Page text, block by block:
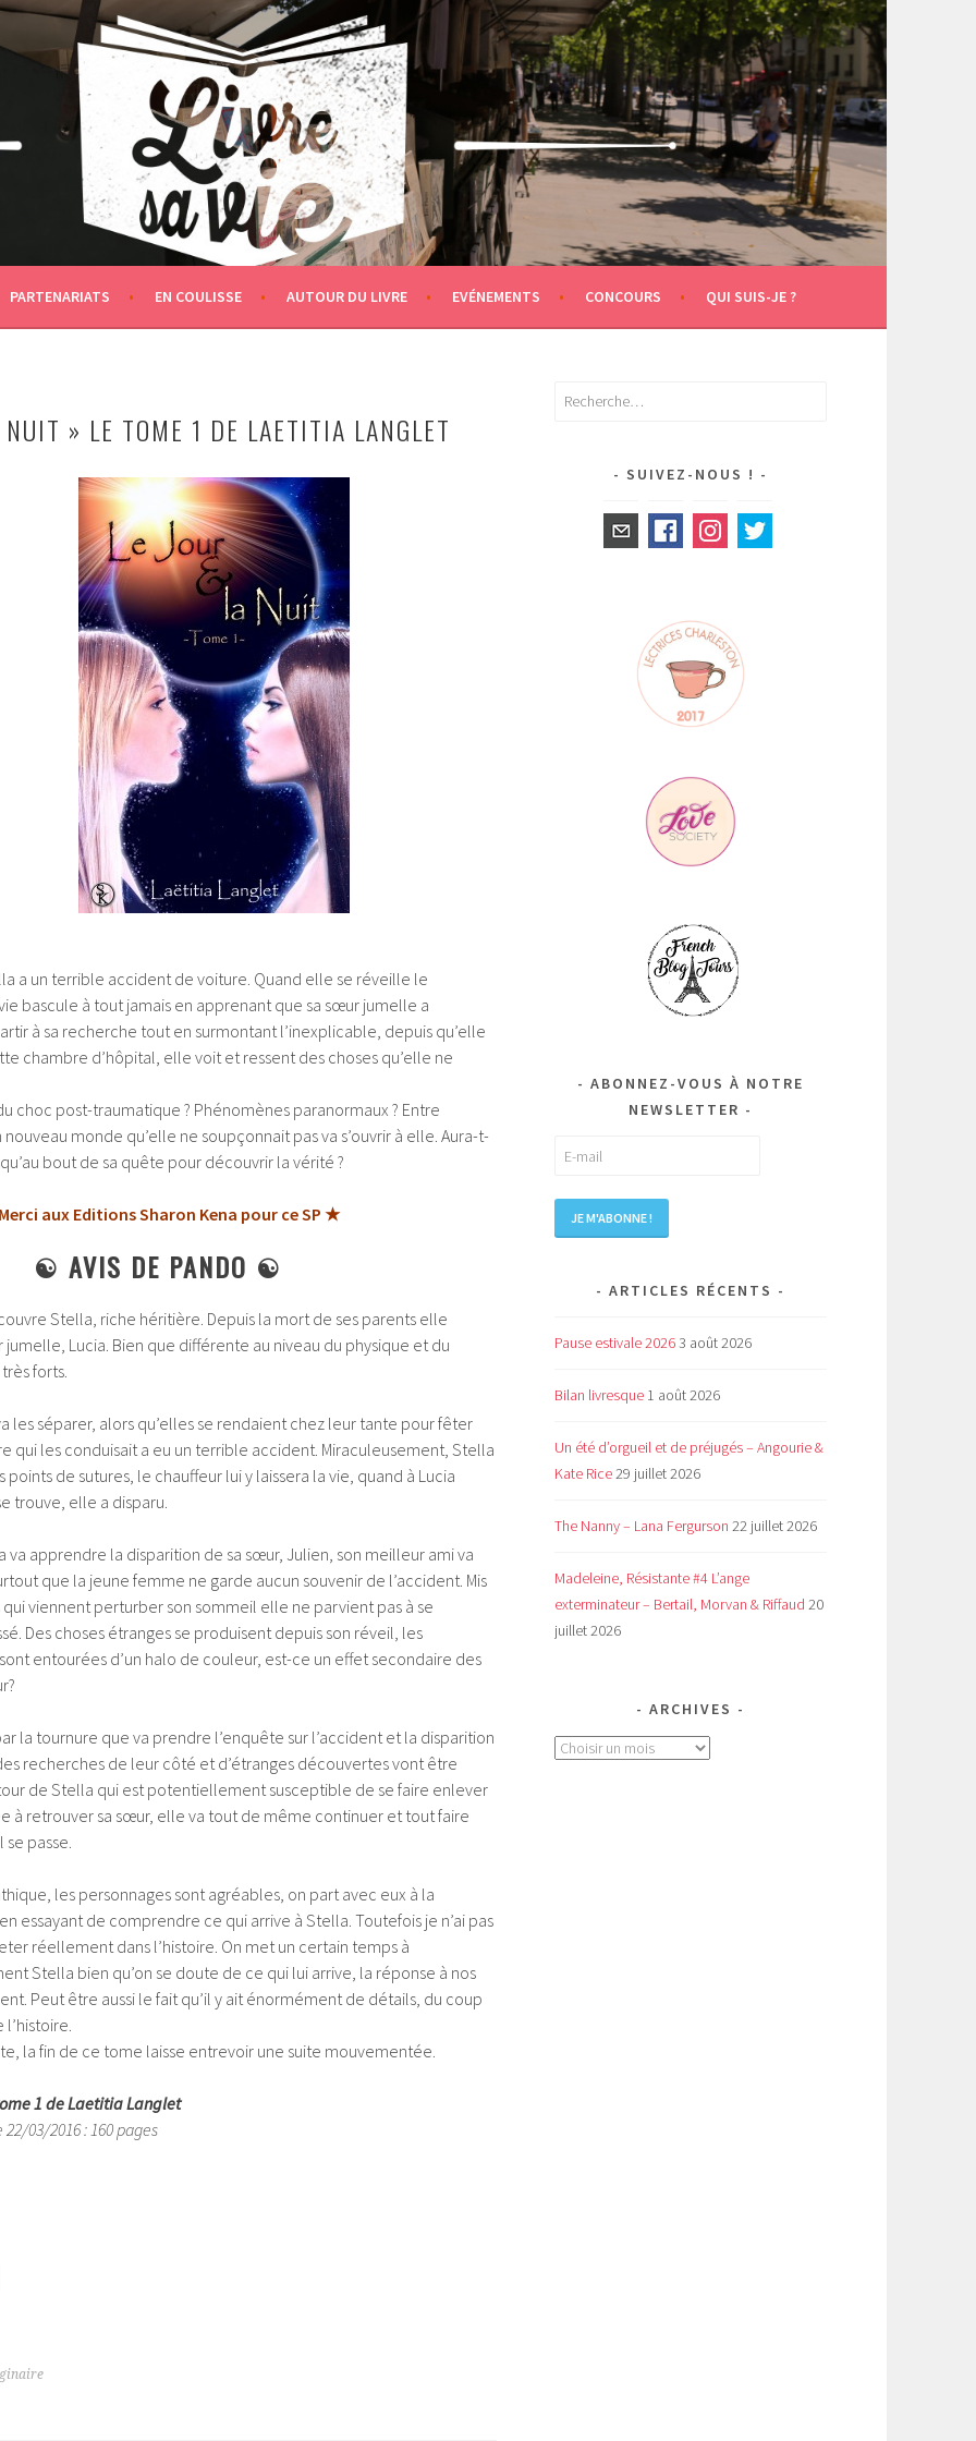
PARTENARIATS EN COULISSE AUTOUR DU LIVRE EVÉNEMENTS CONCOURS QUI SUIS-JE ?
» LE TOME 1 DE LAETITIA LANGLET
a un terrible accident de voiture. Quand elle se réveille le
bascule à tout jamais en apprenant que sa sœur jumelle a
à sa recherche tout en surmontant l’inexplicable, depuis qu’elle
chambre d’hôpital, elle voit et ressent des choses qu’elle ne
choc post-traumatique ? Phénomènes paranormaux ? Entre
monde qu’elle ne soupçonnait pas va s’ouvrir à elle. Aura-t-
bout de sa quête pour découvrir la vérité ?
aux Editions Sharon Kena pour ce SP ★
☯ AVIS DE PANDO ☯
Stella, riche héritière. Depuis la mort de ses parents elle
Lucia. Bien que différente au niveau du physique et du
forts.
les séparer, alors qu’elles se rendaient chez leur tante pour fêter
qui les conduisait a eu un terrible accident. Miraculeusement, Stella
points de sutures, le chauffeur lui y laissera la vie, quand à Lucia
trouve, elle a disparu.
va apprendre la disparition de sa sœur, Julien, son meilleur ami va
que la jeune femme ne garde aucun souvenir de l’accident. Mis
viennent perturber son sommeil elle ne parvient pas à se
Des choses étranges se produisent depuis son réveil, les
entourées d’un halo de couleur, est-ce un effet secondaire des
la tournure que va prendre l’enquête sur l’accident et la disparition
recherches de leur côté et d’étranges découvertes vont être
de Stella qui est potentiellement susceptible de se faire enlever
à retrouver sa sœur, elle va tout de même continuer et tout faire
passe.
les personnages sont agréables, on part avec eux à la
essayant de comprendre ce qui arrive à Stella. Toutefois je n’ai pas
réellement dans l’histoire. On met un certain temps à
Stella bien qu’on se doute de ce qui lui arrive, la réponse à nos
Peut être aussi le fait qu’il y ait énormément de détails, du coup
la fin de ce tome laisse entrevoir une suite mouvementée.
1 de Laetitia Langlet
03/2016 : 160 pages
Rechercher :
SUIVEZ-NOUS !
ABONNEZ-VOUS À NOTRE
NEWSLETTER
ARTICLES RÉCENTS
Pause estivale 20263 août 2026
Bilan livresque 1 août 2026
Un été d’orgueil et de préjugés – Angourie &
Kate Rice29 juillet 2026
The Nanny – Lana Fergurson 22 juillet 2026
Madeleine, Résistante #4 L’ange
exterminateur – Bertail, Morvan & Riffaud 20
juillet 2026
ARCHIVES
Archives